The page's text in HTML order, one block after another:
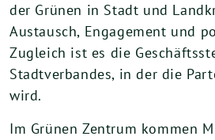
der Grünen in Stadt und
Austausch, Engagement und
Zugleich ist es die
Stadtverbandes, in der die
wird.
Im Grünen Zentrum kommen